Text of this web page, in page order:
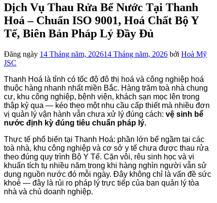
Dịch Vụ Thau Rửa Bể Nước Tại Thanh
Hoá – Chuẩn ISO 9001, Hoá Chất Bộ Y
Tế, Biên Bản Pháp Lý Đầy Đủ
Đăng ngày 14 Tháng năm, 202614 Tháng năm, 2026 bởi Hoà Mỹ
JSC
Thanh Hoá là tỉnh có tốc độ đô thị hoá và công nghiệp hoá
thuộc hàng nhanh nhất miền Bắc. Hàng trăm toà nhà chung
cư, khu công nghiệp, bệnh viện, khách sạn mọc lên trong
thập kỷ qua — kéo theo một nhu cầu cấp thiết mà nhiều đơn
vị quản lý vận hành vẫn chưa xử lý đúng cách: vệ sinh bể
nước định kỳ đúng tiêu chuẩn pháp lý.
Thực tế phổ biến tại Thanh Hoá: phần lớn bể ngầm tại các
toà nhà, khu công nghiệp và cơ sở y tế chưa được thau rửa
theo đúng quy trình Bộ Y Tế. Cặn vôi, rêu sinh học và vi
khuẩn tích tụ nhiều năm trong khi hàng nghìn người vẫn sử
dụng nguồn nước đó mỗi ngày. Đây không chỉ là vấn đề sức
khoẻ — đây là rủi ro pháp lý trực tiếp của ban quản lý tòa
nhà và chủ doanh nghiệp.